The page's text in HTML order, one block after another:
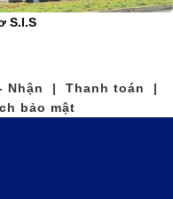
S.I.S
Nhận | Thanh toán |
bảo mật